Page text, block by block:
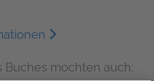
Buches mochten auch: